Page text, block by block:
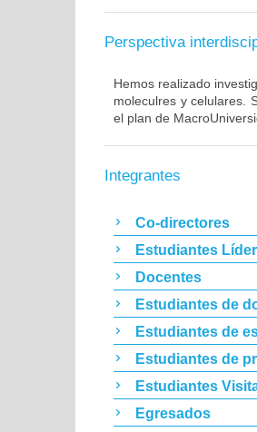
Perspectiva
Hemos realizado
moleculres y celulares.
el plan de
Integrantes
Co-directores
Estudiantes
Docentes
Estudiantes de
Estudiantes de
Estudiantes de
Estudiantes
Egresados